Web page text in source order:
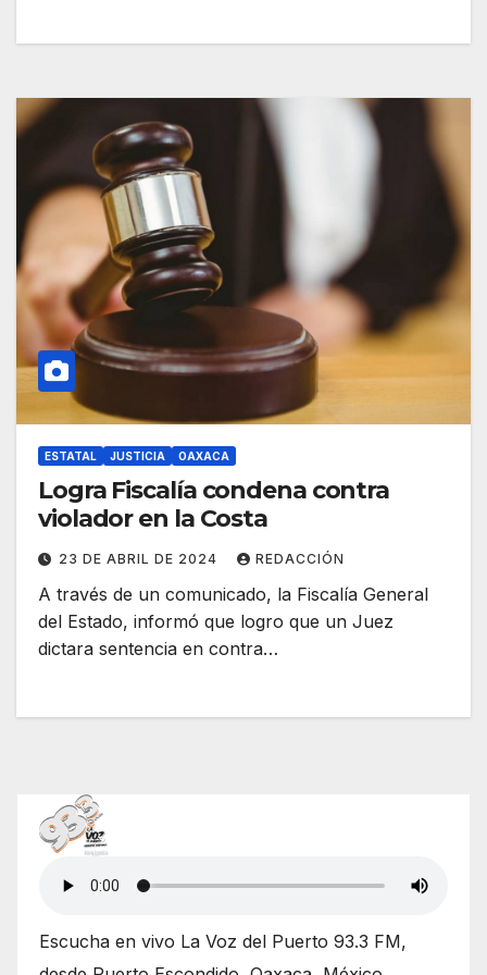
ESTATAL JUSTICIA OAXACA
Logra Fiscalía condena contra
violador en la Costa
23 DE ABRIL DE 2024 REDACCIÓN
A través de un comunicado, la Fiscalía General
del Estado, informó que logro que un Juez
dictara sentencia en contra…
Escucha en vivo La Voz del Puerto 93.3 FM,